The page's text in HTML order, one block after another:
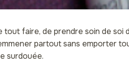
tout faire, de prendre soin de soi
partout sans emporter
surdouée.